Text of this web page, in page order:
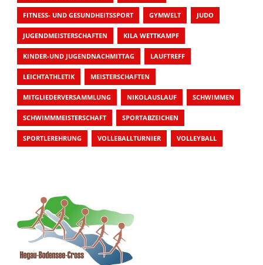
FITNESS- UND GESUNDHEITSSPORT GYMWELT JUDO
JUGENDMEISTERSCHAFTEN KILA WETTKAMPF
KINDER-UND JUGENDNACHMITTAG LAUFTREFF
LEICHTATHLETIK MEISTERSCHAFTEN
MITGLIEDERVERSAMMLUNG NIKOLAUSLAUF SCHWIMMEN
SCHWIMMMEISTERSCHAFT SPORTABZEICHEN
SPORTLEREHRUNG VOLLEBALLTURNIER VOLLEYBALL